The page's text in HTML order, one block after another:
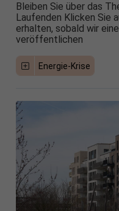
Bleiben Sie über das
Laufenden Klicken Sie
erhalten, sobald wir
veröffentlichen
Energie-Krise